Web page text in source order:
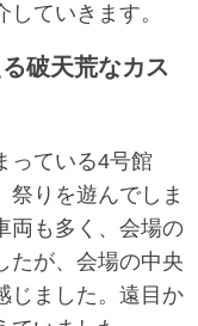
していきます。
破天荒なカス
っている4号館
祭りを遊んでしま
両も多く、会場の
たが、会場の中央
じました。遠目か